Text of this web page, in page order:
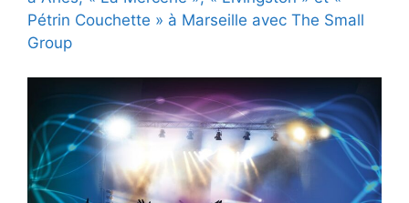
Pétrin Couchette » à Marseille avec The Small
Group